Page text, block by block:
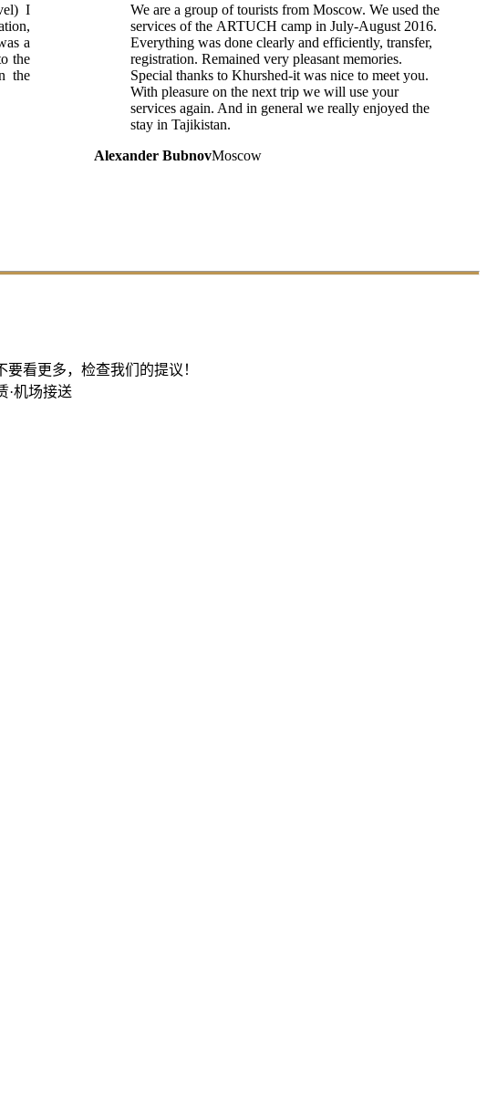
I
a
the
the
We are a group of tourists from Moscow. We used the
services of the ARTUCH camp in July-August 2016.
Everything was done clearly and efficiently, transfer,
registration. Remained very pleasant memories.
Special thanks to Khurshed-it was nice to meet you.
With pleasure on the next trip we will use your
services again. And in general we really enjoyed the
stay in Tajikistan.
Alexander BubnovMoscow
要看更多，检查我们的提议！
·机场接送